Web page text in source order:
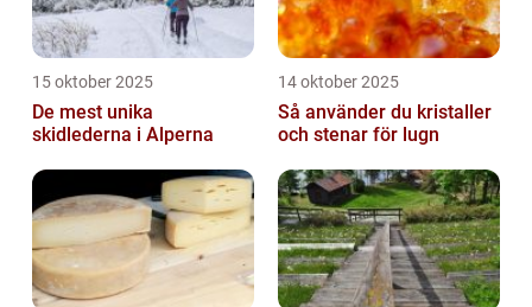
15 oktober 2025
De mest unika
skidlederna i Alperna
14 oktober 2025
Så använder du kristaller
och stenar för lugn